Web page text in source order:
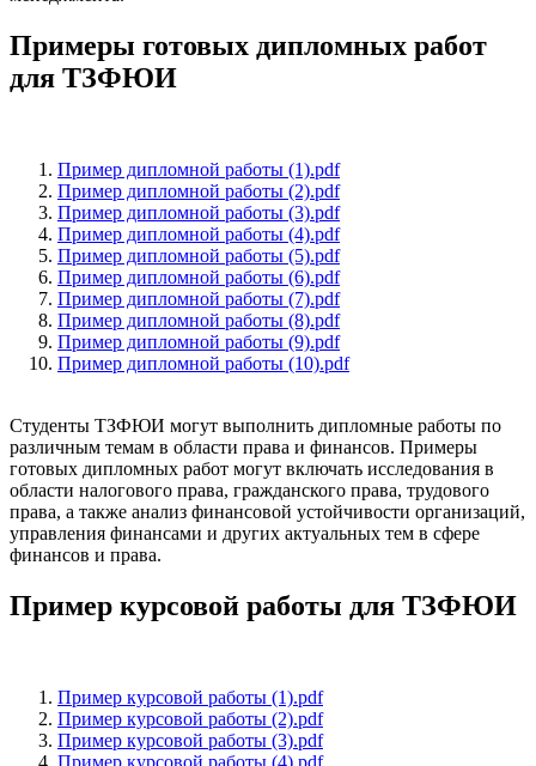
Примеры готовых дипломных работ
для ТЗФЮИ
Пример дипломной работы (1).pdf
Пример дипломной работы (2).pdf
Пример дипломной работы (3).pdf
Пример дипломной работы (4).pdf
Пример дипломной работы (5).pdf
Пример дипломной работы (6).pdf
Пример дипломной работы (7).pdf
Пример дипломной работы (8).pdf
Пример дипломной работы (9).pdf
Пример дипломной работы (10).pdf
Студенты ТЗФЮИ могут выполнить дипломные работы по
различным темам в области права и финансов. Примеры
готовых дипломных работ могут включать исследования в
области налогового права, гражданского права, трудового
права, а также анализ финансовой устойчивости организаций,
управления финансами и других актуальных тем в сфере
финансов и права.
Пример курсовой работы для ТЗФЮИ
Пример курсовой работы (1).pdf
Пример курсовой работы (2).pdf
Пример курсовой работы (3).pdf
Пример курсовой работы (4).pdf